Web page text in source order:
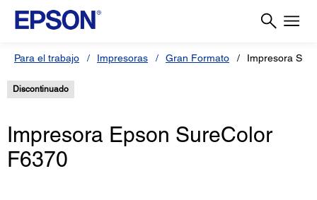
Para el trabajo Impresoras Gran Formato Impresora
Discontinuado
Impresora Epson SureColor
F6370